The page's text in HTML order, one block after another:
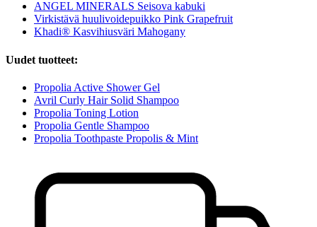
ANGEL MINERALS Seisova kabuki
Virkistävä huulivoidepuikko Pink Grapefruit
Khadi® Kasvihiusväri Mahogany
Uudet tuotteet:
Propolia Active Shower Gel
Avril Curly Hair Solid Shampoo
Propolia Toning Lotion
Propolia Gentle Shampoo
Propolia Toothpaste Propolis & Mint